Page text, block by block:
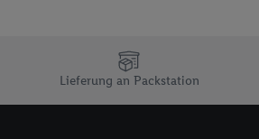
Lieferung an Packstation